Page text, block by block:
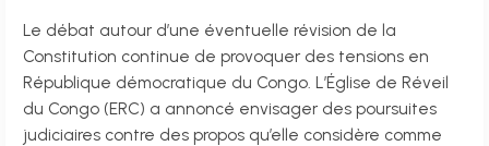
Le débat autour d’une éventuelle révision de la
Constitution continue de provoquer des tensions en
République démocratique du Congo. L’Église de Réveil
du Congo (ERC) a annoncé envisager des poursuites
judiciaires contre des propos qu’elle considère comme